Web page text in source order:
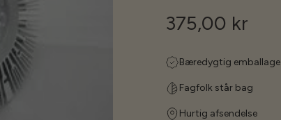
375,00 kr
Bæredygtig emballage
Fagfolk står bag
Hurtig afsendelse